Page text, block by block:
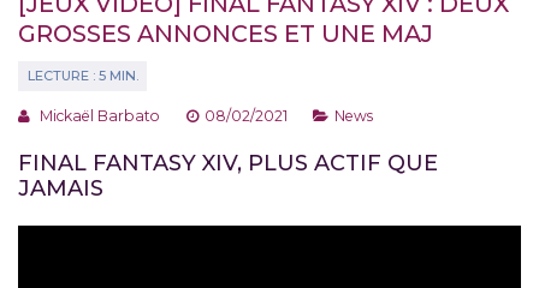
GROSSES ANNONCES ET UNE MAJ
Mickaël Barbato 08/02/2021 News
FINAL FANTASY XIV, PLUS ACTIF QUE
JAMAIS